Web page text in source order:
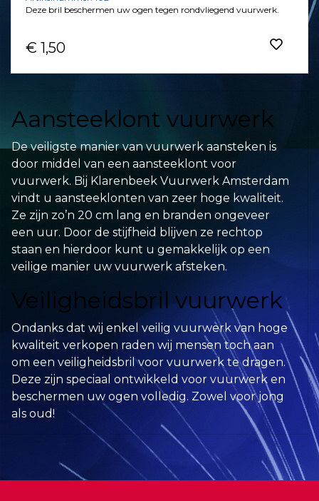
Deze bril beschermen uw ogen tegen rondvliegend vuurwerk.
€ 1,50
Aansteeklont vuurwerk
De veiligste manier van vuurwerk aansteken is
door middel van een aansteeklont voor
vuurwerk. Bij Klarenbeek Vuurwerk Amsterdam
vindt u aansteeklonten van zeer hoge kwaliteit.
Ze zijn zo’n 20 cm lang en branden ongeveer
een uur. Door de stijfheid blijven ze rechtop
staan en hierdoor kunt u gemakkelijk op een
veilige manier uw vuurwerk afsteken.
Veiligheidsbril vuurwerk
Ondanks dat wij enkel veilig vuurwerk van hoge
kwaliteit verkopen raden wij mensen toch aan
om een veiligheidsbril voor vuurwerk te dragen.
Deze zijn speciaal ontwikkeld voor vuurwerk en
beschermen uw ogen volledig. Zowel voor jong
als oud!